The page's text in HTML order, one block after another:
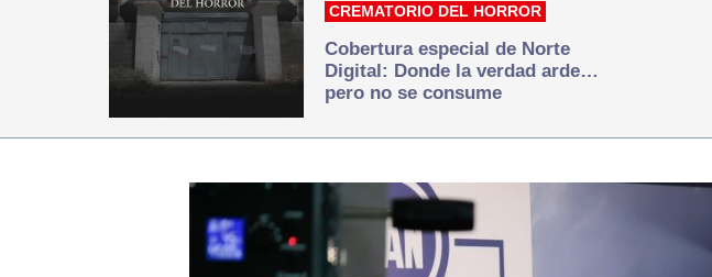
CREMATORIO DEL HORROR
Cobertura especial de Norte
Digital: Donde la verdad arde…
pero no se consume